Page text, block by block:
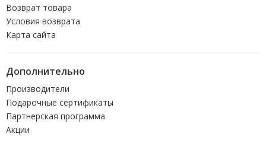
Возврат товара
Условия возврата
Карта сайта
Дополнительно
Производители
Подарочные сертификаты
Партнерская программа
Акции